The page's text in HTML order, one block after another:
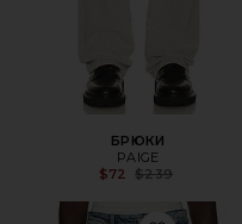
БРЮКИ
PAIGE
$72
Previous price:
$239